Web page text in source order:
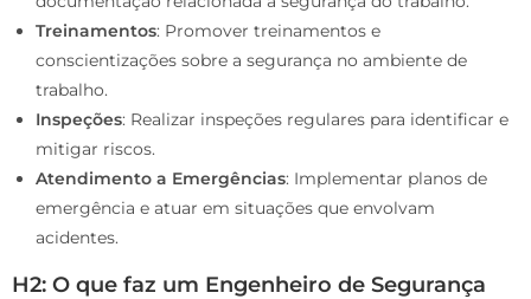
Treinamentos: Promover treinamentos e
conscientizações sobre a segurança no ambiente de
trabalho.
Inspeções: Realizar inspeções regulares para identificar e
mitigar riscos.
Atendimento a Emergências: Implementar planos de
emergência e atuar em situações que envolvam
acidentes.
H2: O que faz um Engenheiro de Segurança